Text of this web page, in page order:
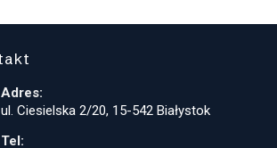
Adres:
ul. Ciesielska 2/20, 15-542 Białystok
Tel: